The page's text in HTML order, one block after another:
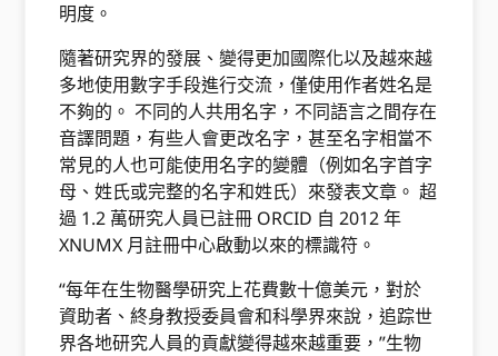
明度。
隨著研究界的發展、變得更加國際化以及越來越
多地使用數字手段進行交流，僅使用作者姓名是
不夠的。 不同的人共用名字，不同語言之間存在
音譯問題，有些人會更改名字，甚至名字相當不
常見的人也可能使用名字的變體（例如名字首字
母、姓氏或完整的名字和姓氏）來發表文章。 超
過 1.2 萬研究人員已註冊 ORCID 自 2012 年
XNUMX 月註冊中心啟動以來的標識符。
“每年在生物醫學研究上花費數十億美元，對於
資助者、終身教授委員會和科學界來說，追踪世
界各地研究人員的貢獻變得越來越重要，”生物